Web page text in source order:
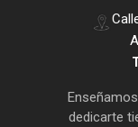
Cada
pequeñas
parte de
dedicarte